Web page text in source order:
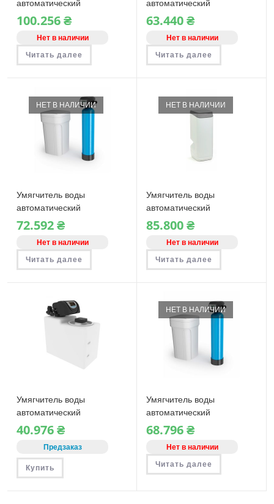
автоматический
Thinkwater Profine
Ambrogio 22
100.256₴
Нет в наличии
Читать далее
автоматический
Thinkwater Blue 24
63.440₴
Нет в наличии
Читать далее
НЕТ В НАЛИЧИИ
Умягчитель воды
автоматический
Thinkwater Green 24
72.592₴
Нет в наличии
Читать далее
НЕТ В НАЛИЧИИ
Умягчитель воды
автоматический
Thinkwater Profine
Ambrogio 15
85.800₴
Нет в наличии
Читать далее
Умягчитель воды
автоматический
Thinkwater Compact
40.976₴
Предзаказ
Купить
НЕТ В НАЛИЧИИ
Умягчитель воды
автоматический
Thinkwater Green 16
68.796₴
Нет в наличии
Читать далее